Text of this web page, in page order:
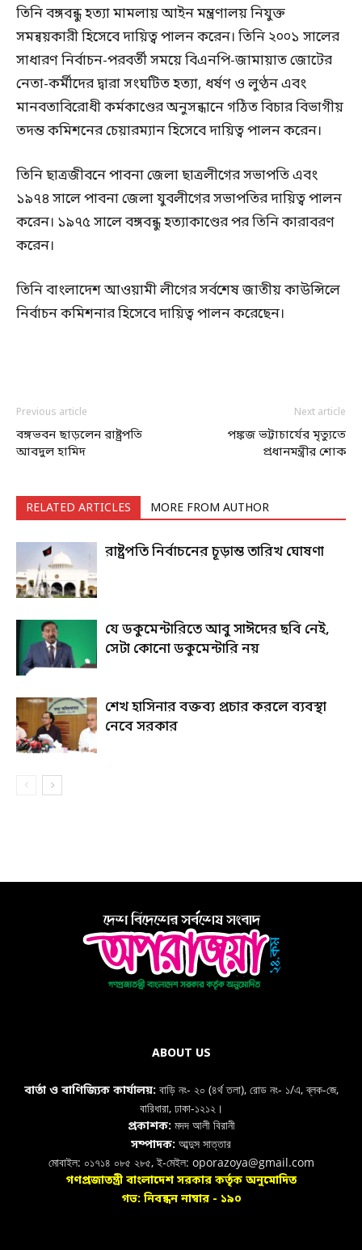
তিনি বঙ্গবন্ধু হত্যা মামলায় আইন মন্ত্রণালয় নিযুক্ত
সমন্বয়কারী হিসেবে দায়িত্ব পালন করেন। তিনি ২০০১ সালের
সাধারণ নির্বাচন-পরবর্তী সময়ে বিএনপি-জামায়াত জোটের
নেতা-কর্মীদের দ্বারা সংঘটিত হত্যা, ধর্ষণ ও লুণ্ঠন এবং
মানবতাবিরোধী কর্মকাণ্ডের অনুসন্ধানে গঠিত বিচার বিভাগীয়
তদন্ত কমিশনের চেয়ারম্যান হিসেবে দায়িত্ব পালন করেন।
তিনি ছাত্রজীবনে পাবনা জেলা ছাত্রলীগের সভাপতি এবং
১৯৭৪ সালে পাবনা জেলা যুবলীগের সভাপতির দায়িত্ব পালন
করেন। ১৯৭৫ সালে বঙ্গবন্ধু হত্যাকাণ্ডের পর তিনি কারাবরণ
করেন।
তিনি বাংলাদেশ আওয়ামী লীগের সর্বশেষ জাতীয় কাউন্সিলে
নির্বাচন কমিশনার হিসেবে দায়িত্ব পালন করেছেন।
Previous article
বঙ্গভবন ছাড়লেন রাষ্ট্রপতি
আবদুল হামিদ
Next article
পঙ্কজ ভট্টাচার্যের মৃত্যুতে
প্রধানমন্ত্রীর শোক
RELATED ARTICLES MORE FROM AUTHOR
রাষ্ট্রপতি নির্বাচনের চূড়ান্ত তারিখ ঘোষণা
যে ডকুমেন্টারিতে আবু সাঈদের ছবি নেই,
সেটা কোনো ডকুমেন্টারি নয়
শেখ হাসিনার বক্তব্য প্রচার করলে ব্যবস্থা
নেবে সরকার
ABOUT US
বার্তা ও বাণিজ্যিক কার্যালয়: বাড়ি নং- ২০ (৪র্থ তলা), রোড নং- ১/এ, ব্লক-জে,
বারিধারা, ঢাকা-১২১২।
প্রকাশক:মদদ আলী বিরানী
সম্পাদক: আব্দুস সাত্তার
মোবাইল: ০১৭১৪ ০৮৫ ২৮৫, ই-মেইল: oporazoya@gmail.com
গণপ্রজাতন্ত্রী বাংলাদেশ সরকার কর্তৃক অনুমোদিত
গভ: নিবন্ধন নাম্বার - ১৯০